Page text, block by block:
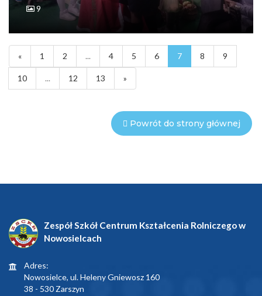
9
« 1 2 ... 4 5 6 7 8 9
10 ... 12 13 »
Powrót do strony głównej
Zespół Szkół Centrum Kształcenia Rolniczego w
Nowosielcach
Adres:
Nowosielce, ul. Heleny Gniewosz 160
38 - 530 Zarszyn